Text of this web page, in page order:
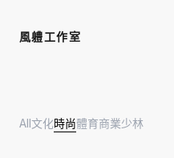
風軆工作室
All文化時尚體育商業少林